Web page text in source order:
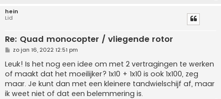
hein
Lid
Re: Quad monocopter / vliegende rotor
B
r
i
c
h
t
zo jan 16, 2022 12:51 pm
Leuk! Is het nog een idee om met 2 vertragingen te werken
of maakt dat het moeilijker? 1x10 + 1x10 is ook 1x100, zeg
maar. Je kunt dan met een kleinere tandwielschijf af, maar
ik weet niet of dat een belemmering is.